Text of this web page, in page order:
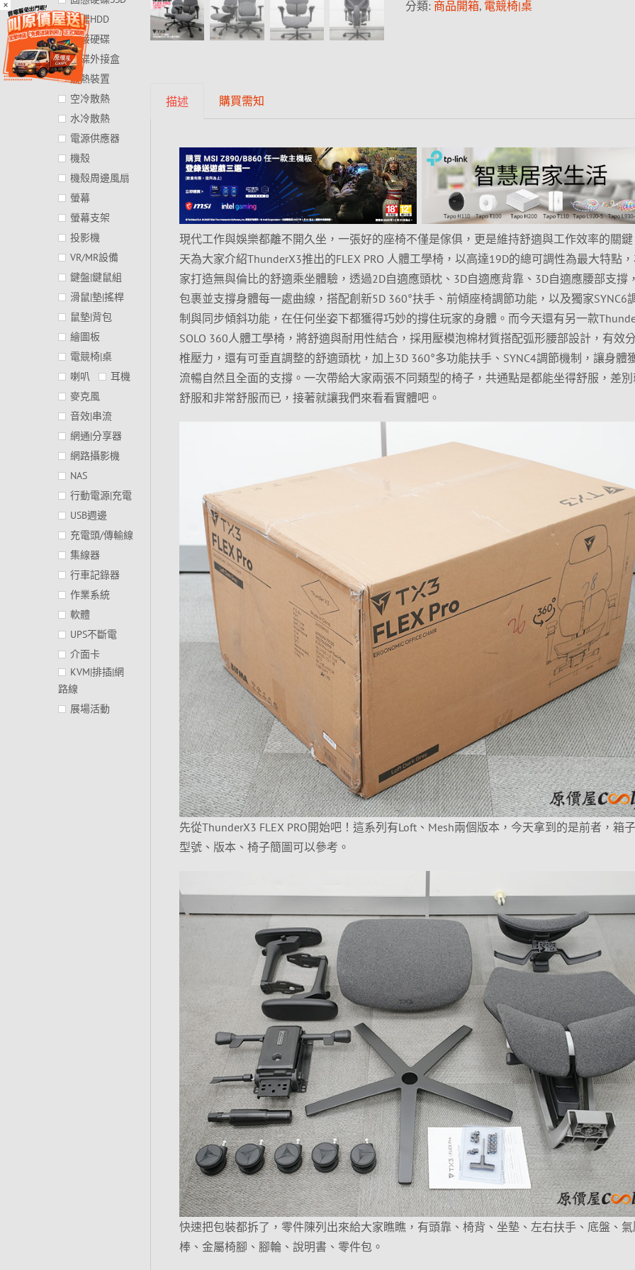
× 分類: 商品開箱, 電競椅|桌
描述 購買需知
現代工作與娛樂都離不開久坐，一張好的座椅不僅是傢俱，更是維持舒適與工作效率的關
天為大家介紹ThunderX3推出的FLEX PRO 人體工學椅，以高達19D的總可調性為最大特點
家打造無與倫比的舒適乘坐體驗，透過2D自適應頭枕、3D自適應背靠、3D自適應腰部支撐
包裹並支撐身體每一處曲線，搭配創新5D 360°扶手、前傾座椅調節功能，以及獨家SYNC6
制與同步傾斜功能，在任何坐姿下都獲得巧妙的撐住玩家的身體。而今天還有另一款
SOLO 360人體工學椅，將舒適與耐用性結合，採用壓模泡棉材質搭配弧形腰部設計，有效
椎壓力，還有可垂直調整的舒適頭枕，加上3D 360°多功能扶手、SYNC4調節機制，讓身體
流暢自然且全面的支撐。一次帶給大家兩張不同類型的椅子，共通點是都能坐得舒服，差
舒服和非常舒服而已，接著就讓我們來看看實體吧。
先從ThunderX3 FLEX PRO開始吧！這系列有Loft、Mesh兩個版本，今天拿到的是前者，箱
型號、版本、椅子簡圖可以參考。
快速把包裝都拆了，零件陳列出來給大家瞧瞧，有頭靠、椅背、坐墊、左右扶手、底盤、
棒、金屬椅腳、腳輪、說明書、零件包。
硬碟HDD
外接硬碟
硬碟外接盒
散熱裝置
空冷散熱
水冷散熱
電源供應器
機殼
機殼周邊風扇
螢幕
螢幕支架
投影機
VR/MR設備
鍵盤|鍵鼠組
滑鼠|墊|搖桿
鼠墊|背包
繪圖板
電競椅|桌
喇叭
耳機
麥克風
音效|串流
網通|分享器
網路攝影機
NAS
行動電源|充電
USB週邊
充電頭/傳輸線
集線器
行車記錄器
作業系統
軟體
UPS不斷電
介面卡
KVM|排插|網
路線
展場活動